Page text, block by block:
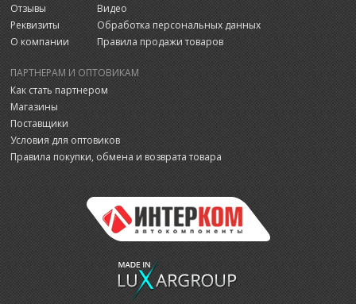
Отзывы
Реквизиты
О компании
Видео
Обработка персональных данных
Правила продажи товаров
ПАРТНЕРАМ И ОПТОВИКАМ
Как стать партнером
Магазины
Поставщики
Условия для оптовиков
Правила покупки, обмена и возврата товара